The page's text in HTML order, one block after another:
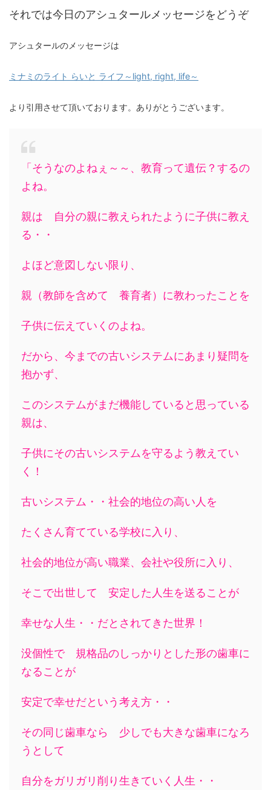
それでは今日のアシュタールメッセージをどうぞ
アシュタールのメッセージは
ミナミのライト らいと ライフ～light, right, life～
より引用させて頂いております。ありがとうございます。
「そうなのよねぇ～～、教育って遺伝？するの
よね。
親は 自分の親に教えられたように子供に教え
る・・
よほど意図しない限り、
親（教師を含めて 養育者）に教わったことを
子供に伝えていくのよね。
だから、今までの古いシステムにあまり疑問を
抱かず、
このシステムがまだ機能していると思っている
親は、
子供にその古いシステムを守るよう教えてい
く！
古いシステム・・社会的地位の高い人を
たくさん育てている学校に入り、
社会的地位が高い職業、会社や役所に入り、
そこで出世して 安定した人生を送ることが
幸せな人生・・だとされてきた世界！
没個性で 規格品のしっかりとした形の歯車に
なることが
安定で幸せだという考え方・・
その同じ歯車なら 少しでも大きな歯車になろ
うとして
自分をガリガリ削り生きていく人生・・